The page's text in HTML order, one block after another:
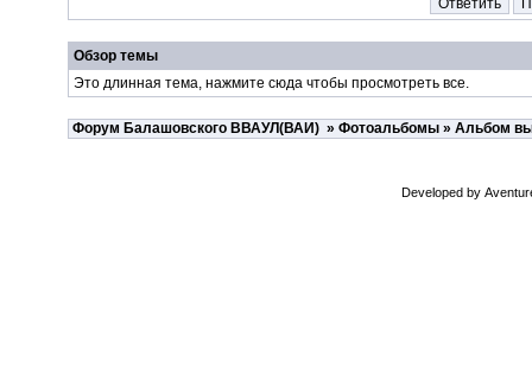
Обзор темы
Это длинная тема, нажмите сюдачтобы просмотреть все.
Форум Балашовского ВВАУЛ(ВАИ)» Фотоальбомы» Альбом
Developed by